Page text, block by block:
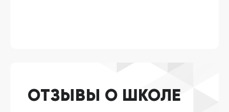
ОТЗЫВЫ О ШКОЛЕ